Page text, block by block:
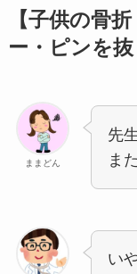
【子供の骨
ー・ピンを
ままどん
先
ま
い